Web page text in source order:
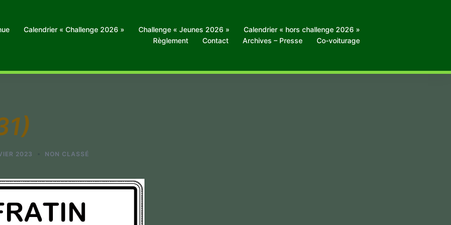
Calendrier « Challenge 2026 » Challenge « Jeunes 2026 »
Calendrier « hors challenge 2026 »
Règlement
Contact Archives – Presse Co-voiturage
2023 NON CLASSÉ